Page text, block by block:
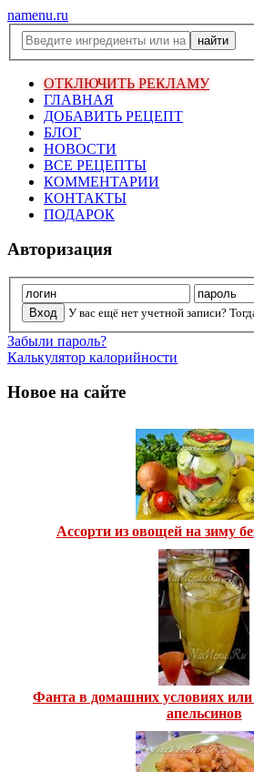
namenu.ru
ОТКЛЮЧИТЬ РЕКЛАМУ
ГЛАВНАЯ
ДОБАВИТЬ РЕЦЕПТ
БЛОГ
НОВОСТИ
ВСЕ РЕЦЕПТЫ
КОММЕНТАРИИ
КОНТАКТЫ
ПОДАРОК
Авторизация
У вас ещё нет учетной записи?
Забыли пароль?
Калькулятор калорийности
Новое на сайте
Ассорти из овощей на зиму
Фанта в домашних условиях или
апельсинов